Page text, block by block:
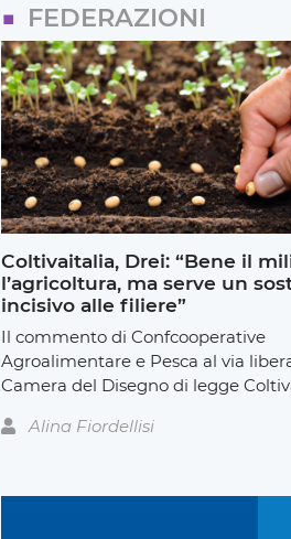
FEDERAZIONI
Coltivaitalia, Drei: “Bene il
l’agricoltura, ma serve un
incisivo alle filiere”
Il commento di Confcooperative
Agroalimentare e Pesca al via
Camera del Disegno di legge
Alina Fiordellisi